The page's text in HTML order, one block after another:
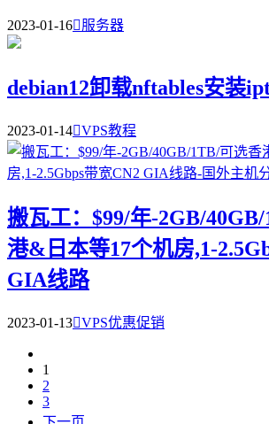
2023-01-16服务器
debian12卸载nftables安装
2023-01-14VPS教程
搬瓦工：$99/年-2GB/
港&日本等17个机房,1-
GIA线路
2023-01-13VPS优惠促销
1
2
3